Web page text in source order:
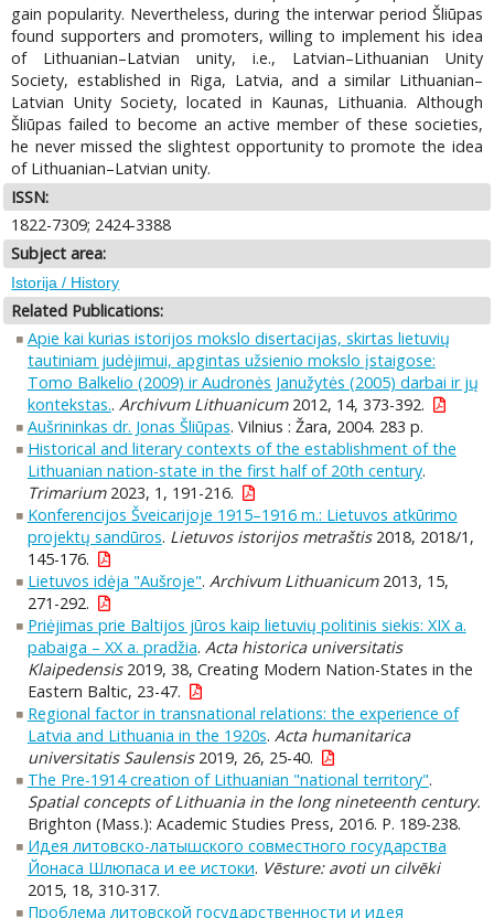
gain popularity. Nevertheless, during the interwar period Šliūpas
found supporters and promoters, willing to implement his idea
of Lithuanian–Latvian unity, i.e., Latvian–Lithuanian Unity
Society, established in Riga, Latvia, and a similar Lithuanian–
Latvian Unity Society, located in Kaunas, Lithuania. Although
Šliūpas failed to become an active member of these societies,
he never missed the slightest opportunity to promote the idea
of Lithuanian–Latvian unity.
ISSN:
1822-7309; 2424-3388
Subject area:
Istorija / History
Related Publications:
Apie kai kurias istorijos mokslo disertacijas, skirtas lietuvių
tautiniam judėjimui, apgintas užsienio mokslo įstaigose:
Tomo Balkelio (2009) ir Audronės Janužytės (2005) darbai ir jų
kontekstas.. Archivum Lithuanicum2012, 14, 373-392.
Aušrininkas dr. Jonas Šliūpas. Vilnius : Žara, 2004. 283 p.
Historical and literary contexts of the establishment of the
Lithuanian nation-state in the first half of 20th century.
Trimarium2023, 1, 191-216.
Konferencijos Šveicarijoje 1915–1916 m.: Lietuvos atkūrimo
projektų sandūros. Lietuvos istorijos metraštis2018, 2018/1,
145-176.
Lietuvos idėja "Aušroje". Archivum Lithuanicum2013, 15,
271-292.
Priėjimas prie Baltijos jūros kaip lietuvių politinis siekis: XIX a.
pabaiga – XX a. pradžia. Acta historica universitatis
Klaipedensis2019, 38, Creating Modern Nation-States in the
Eastern Baltic, 23-47.
Regional factor in transnational relations: the experience of
Latvia and Lithuania in the 1920s. Acta humanitarica
universitatis Saulensis2019, 26, 25-40.
The Pre-1914 creation of Lithuanian "national territory".
Spatial concepts of Lithuania in the long nineteenth century.
Brighton (Mass.): Academic Studies Press, 2016. P. 189-238.
Идея литовско-латышского совместного государства
Йонаса Шлюпаса и ее истоки. Vēsture: avoti un cilvēki
2015, 18, 310-317.
Проблема литовской государственности и идея